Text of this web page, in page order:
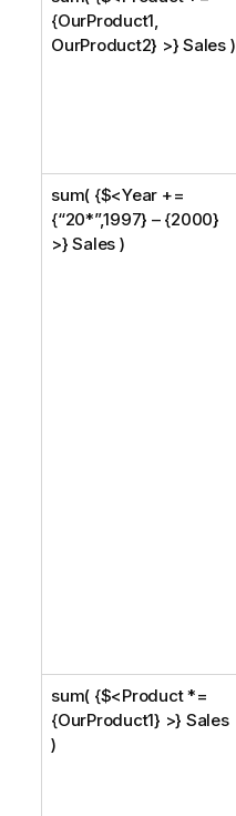
{OurProduct1,
OurProduct2} >} Sales )
sum( {$<Year +=
{“20*”,1997} – {2000}
>} Sales )
sum( {$<Product *=
{OurProduct1} >} Sales
)